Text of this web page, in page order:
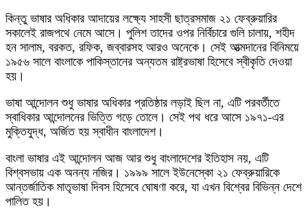
কিন্তু ভাষার অধিকার আদায়ের লক্ষ্যে সাহসী ছাত্রসমাজ ২১ ফেব্রুয়ারির
সকালেই রাজপথে নেমে আসে। পুলিশ তাদের ওপর নির্বিচারে গুলি চালায়, শহীদ
হন সালাম, বরকত, রফিক, জব্বারসহ আরও অনেকে। সেই আত্মদানের বিনিময়ে
১৯৫৬ সালে বাংলাকে পাকিস্তানের অন্যতম রাষ্ট্রভাষা হিসেবে স্বীকৃতি দেওয়া
হয়।
ভাষা আন্দোলন শুধু ভাষার অধিকার প্রতিষ্ঠার লড়াই ছিল না, এটি পরবর্তীতে
স্বাধিকার আন্দোলনের ভিত্তি গড়ে তোলে। সেই পথ ধরে আসে ১৯৭১-এর
মুক্তিযুদ্ধ, অর্জিত হয় স্বাধীন বাংলাদেশ।
বাংলা ভাষার এই আন্দোলন আজ আর শুধু বাংলাদেশের ইতিহাস নয়, এটি
বিশ্বসভায় এক অনন্য নজির। ১৯৯৯ সালে ইউনেস্কো ২১ ফেব্রুয়ারিকে
আন্তর্জাতিক মাতৃভাষা দিবস হিসেবে ঘোষণা করে, যা এখন বিশ্বের বিভিন্ন দেশে
পালিত হয়।